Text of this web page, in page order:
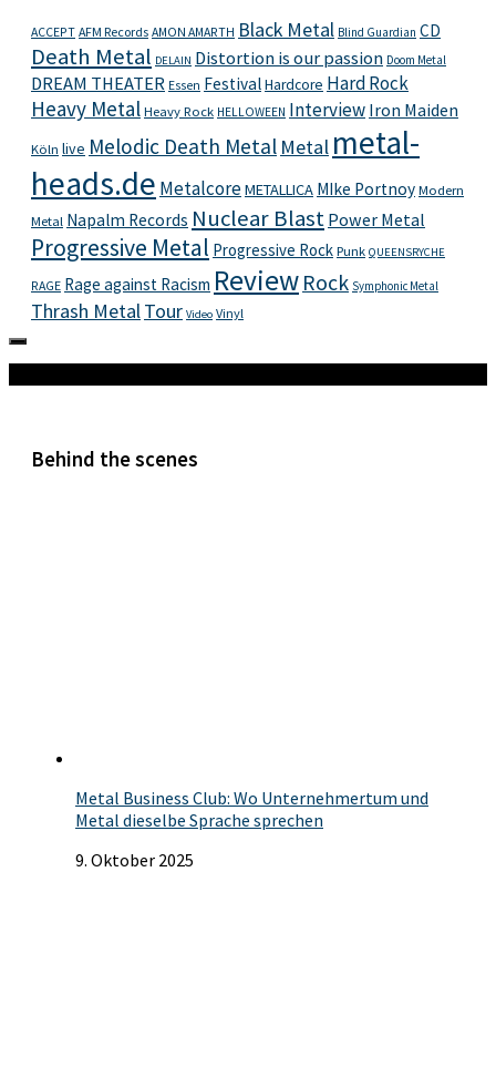
ACCEPT AFM Records AMON AMARTH Black Metal Blind Guardian CD
Death Metal DELAIN Distortion is our passion Doom Metal
DREAM THEATER Essen FestivalHardcore Hard Rock
Heavy Metal Heavy Rock HELLOWEEN Interview Iron Maiden
Köln live Melodic Death Metal Metal metal-
heads.de MetalcoreMETALLICA MIke Portnoy Modern
Metal Napalm Records Nuclear Blast Power Metal
Progressive Metal Progressive Rock Punk QUEENSRYCHE
RAGE Rage against Racism Review Rock Symphonic Metal
Thrash MetalTour Video Vinyl
Behind the scenes
Metal Business Club: Wo Unternehmertum und
Metal dieselbe Sprache sprechen
9. Oktober 2025